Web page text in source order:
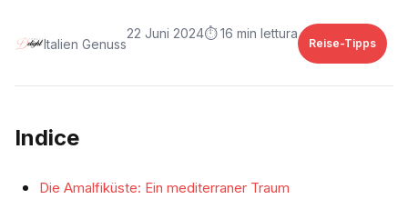
Italien Genuss
22 Juni 2024⏱️ 16 min lettura
Reise-Tipps
Indice
Die Amalfiküste: Ein mediterraner Traum